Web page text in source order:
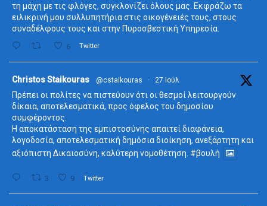
τη μάχη με τις φλόγες, συγκλονίζει όλους μας. Εκφράζω τα
ειλικρινή μου συλλυπητήρια στις οικογένειές τους, στους
συναδέλφους τους και στην Πυροσβεστική Υπηρεσία.
6 Twitter
Christos Staikouras @cstaikouras · 27 Ιούλ
Πρέπει οι πολίτες να πιστεύουν ότι οι θεσμοί λειτουργούν
δίκαια, αποτελεσματικά, προς όφελος του δημοσίου
συμφέροντος.
Η αποκατάσταση της εμπιστοσύνης απαιτεί διαφάνεια,
λογοδοσία, αποτελεσματική δημόσια διοίκηση, ανεξάρτητη και
αξιόπιστη Δικαιοσύνη, καλύτερη νομοθέτηση. #βουλή
3 9 Twitter